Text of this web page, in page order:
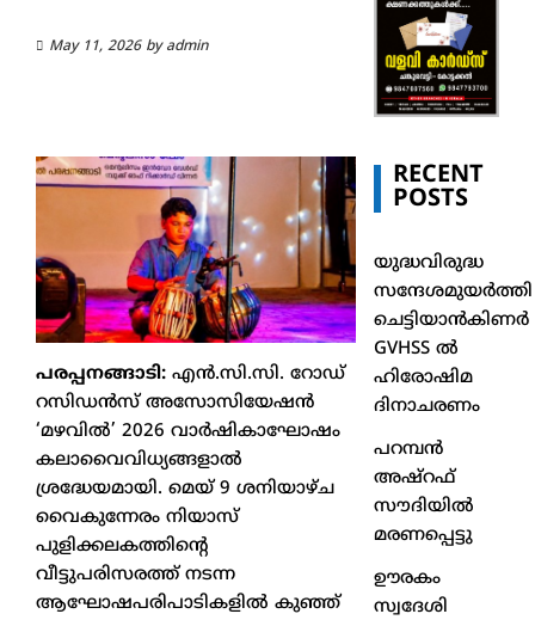
May 11, 2026by admin
പരപ്പനങ്ങാടി: എൻ.സി.സി. റോഡ്
റസിഡൻസ് അസോസിയേഷൻ
‘മഴവിൽ’ 2026 വാർഷികാഘോഷം
കലാവൈവിധ്യങ്ങളാൽ
ശ്രദ്ധേയമായി. മെയ് 9 ശനിയാഴ്ച
വൈകുന്നേരം നിയാസ്
പുളിക്കലകത്തിന്റെ
വീട്ടുപരിസരത്ത് നടന്ന
ആഘോഷപരിപാടികളിൽ കുഞ്ഞ്
RECENT
POSTS
യുദ്ധവിരുദ്ധ
സന്ദേശമുയർത്തി
ചെട്ടിയാൻകിണർ
GVHSS ൽ
ഹിരോഷിമ
ദിനാചരണം
പറമ്പൻ
അഷ്‌റഫ്
സൗദിയിൽ
മരണപ്പെട്ടു
ഊരകം
സ്വദേശി